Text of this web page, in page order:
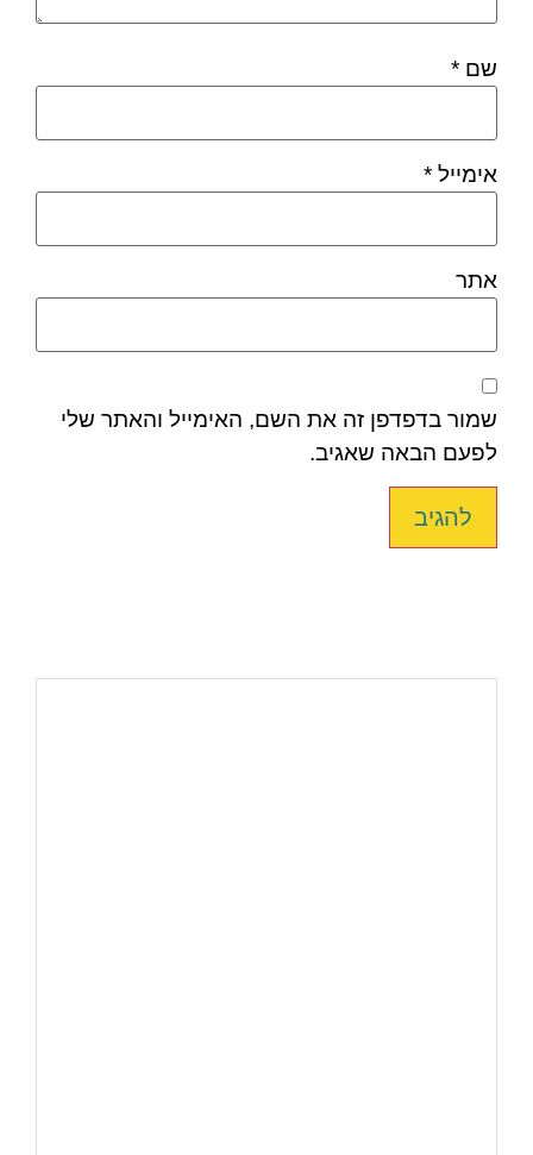
שם *
אימייל *
אתר
שמור בדפדפן זה את השם, האימייל והאתר שלי
לפעם הבאה שאגיב.